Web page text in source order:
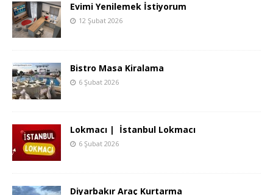
Evimi Yenilemek İstiyorum
12 Şubat 2026
Bistro Masa Kiralama
6 Şubat 2026
Lokmacı | İstanbul Lokmacı
6 Şubat 2026
Diyarbakır Araç Kurtarma